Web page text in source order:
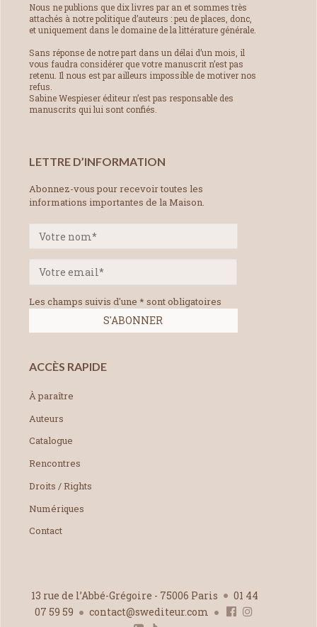
Nous ne publions que dix livres par an et sommes très
attachés à notre politique d’auteurs : peu de places, donc,
et uniquement dans le domaine de la littérature générale.
Sans réponse de notre part dans un délai d’un mois, il
vous faudra considérer que votre manuscrit n’est pas
retenu. Il nous est par ailleurs impossible de motiver nos
refus.
Sabine Wespieser éditeur n’est pas responsable des
manuscrits qui lui sont confiés.
LETTRE D’INFORMATION
Abonnez-vous pour recevoir toutes les
informations importantes de la Maison.
Les champs suivis d'une * sont obligatoires
ACCÈS RAPIDE
À paraître
Auteurs
Catalogue
Rencontres
Droits / Rights
Numériques
Contact
13 rue de l’Abbé-Grégoire - 75006 Paris
01 44
07 59 59
contact@swediteur.com